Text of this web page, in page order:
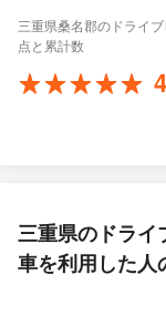
三重県桑名郡のドライ
点と累計数
三重県のドライ
車を利用した人